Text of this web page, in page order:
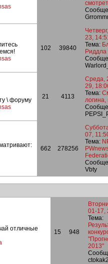
102 39840
23,
Тема:
Риддла
\ форуму
21 4113
Среда,
29,
Тема:
662 278256
07,
Тема:
Vbty
отличные
15 948
01-17,
Тема:
2013"